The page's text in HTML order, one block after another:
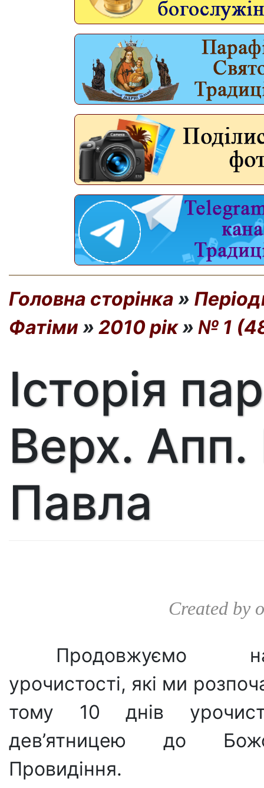
Головна сторінка »
Фатіми » 2010 рік» № 1
Історія
Верх. Апп.
Павла
Created by
Продовжуємо
урочистості, які ми
тому 10 днів
дев’ятницею до
Провидіння.